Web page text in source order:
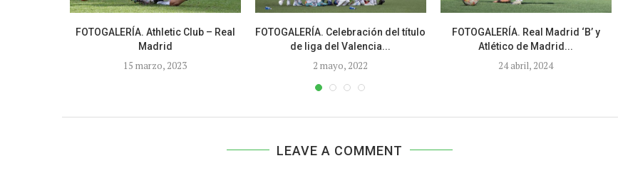
FOTOGALERÍA. Athletic Club – Real
Madrid
15 marzo, 2023
FOTOGALERÍA. Celebración del título
de liga del Valencia...
2 mayo, 2022
FOTOGALERÍA. Real Madrid ‘B’ y
Atlético de Madrid...
24 abril, 2024
LEAVE A COMMENT